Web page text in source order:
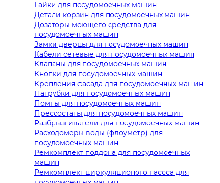
Гайки для посудомоечных машин
Детали корзин для посудомоечных машин
Дозаторы моющего средства для
посудомоечных машин
Замки дверцы для посудомоечных машин
Кабели сетевые для посудомоечных машин
Клапаны для посудомоечных машин
Кнопки для посудомоечных машин
Крепления фасада для посудомоечных машин
Патрубки для посудомоечных машин
Помпы для посудомоечных машин
Прессостаты для посудомоечных машин
Разбрызгиватели для посудомоечных машин
Расходомеры воды (флоуметр) для
посудомоечных машин
Ремкомплект поддона для посудомоечных
машин
Ремкомплект циркуляционого насоса для